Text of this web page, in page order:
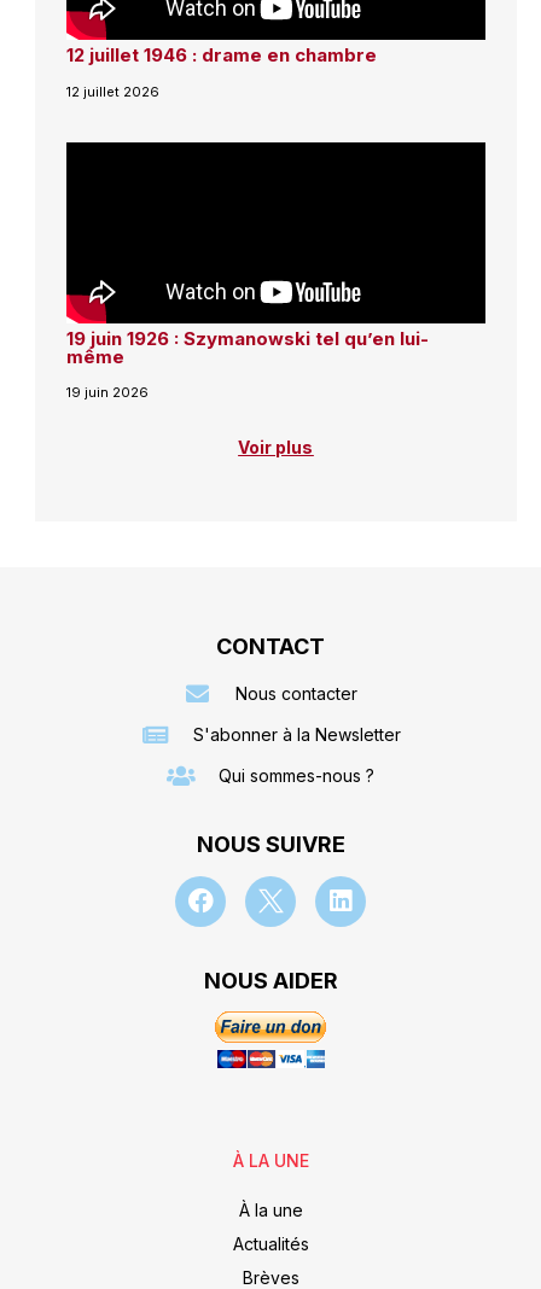
12 juillet 1946 : drame en chambre
12 juillet 2026
19 juin 1926 : Szymanowski tel qu’en lui-
même
19 juin 2026
Voir plus
CONTACT
Nous contacter
S'abonner à la Newsletter
Qui sommes-nous ?
NOUS SUIVRE
NOUS AIDER
À LA UNE
À la une
Actualités
Brèves